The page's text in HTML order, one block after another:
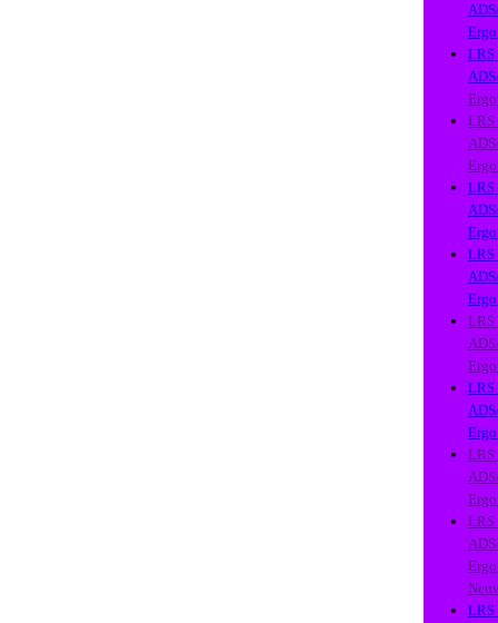
Ergo
LRS
Ergo
LRS
Ergo
LRS
Ergo
LRS
Ergo
LRS
Ergo
LRS
Ergo
LRS
Ergo
LRS
Ergo
LRS